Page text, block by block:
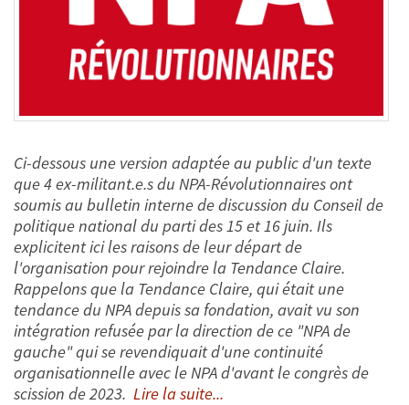
Ci-dessous une version adaptée au public d'un texte
que 4 ex-militant.e.s du NPA-Révolutionnaires ont
soumis au bulletin interne de discussion du Conseil de
politique national du parti des 15 et 16 juin. Ils
explicitent ici les raisons de leur départ de
l'organisation pour rejoindre la Tendance Claire.
Rappelons que la Tendance Claire, qui était une
tendance du NPA depuis sa fondation, avait vu son
intégration refusée par la direction de ce "NPA de
gauche" qui se revendiquait d'une continuité
organisationnelle avec le NPA d'avant le congrès de
scission de 2023. Lire la suite...